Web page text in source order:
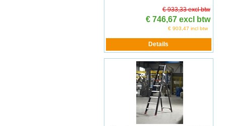
€ 933,33 excl btw
€ 746,67 excl btw
€ 903,47 incl btw